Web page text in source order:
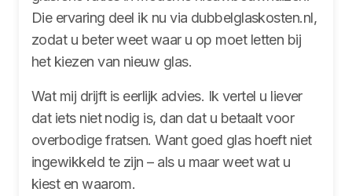
Die ervaring deel ik nu via dubbelglaskosten.nl,
zodat u beter weet waar u op moet letten bij
het kiezen van nieuw glas.
Wat mij drijft is eerlijk advies. Ik vertel u liever
dat iets niet nodig is, dan dat u betaalt voor
overbodige fratsen. Want goed glas hoeft niet
ingewikkeld te zijn – als u maar weet wat u
kiest en waarom.